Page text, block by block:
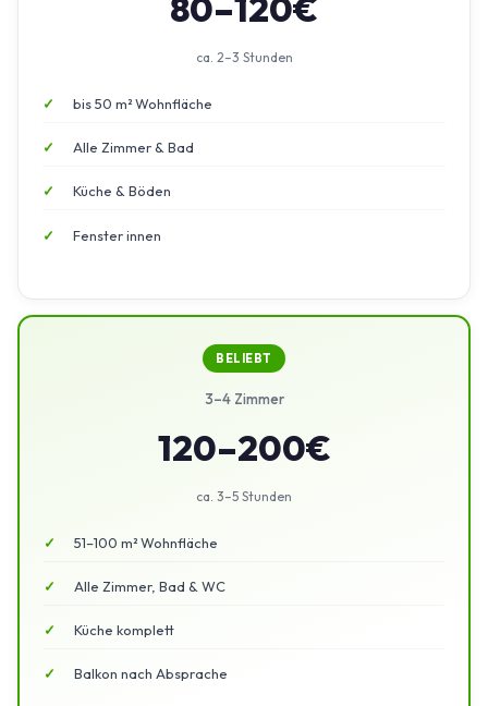
80–120€
ca. 2–3 Stunden
bis 50 m² Wohnfläche
Alle Zimmer & Bad
Küche & Böden
Fenster innen
BELIEBT
3–4 Zimmer
120–200€
ca. 3–5 Stunden
51–100 m² Wohnfläche
Alle Zimmer, Bad & WC
Küche komplett
Balkon nach Absprache